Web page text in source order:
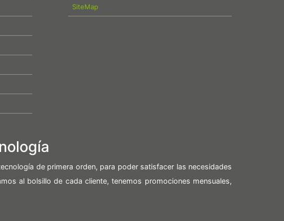
SiteMap
de primera orden, para poder satisfacer las necesidades
al bolsillo de cada cliente, tenemos promociones mensuales,